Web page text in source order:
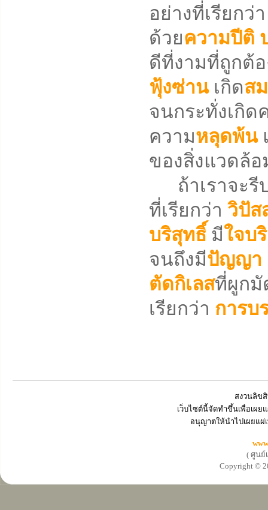
อย่างที่เรียกว่
ด้วยความปีติ
ดีที่งามที่ถูกต้อ
ฟุ้งซ่านเกิดส
จนกระทั่งเกิด
ความหลุดพ้น
ของสิ่งแวดล้อ
ถ้าเราจะรี
ที่เรียกว่า วิปัส
บริสุทธิ์มีใจบ
จนถึงมีปัญญา
ตัดกิเลสที่ผูกมั
เรียกว่า การบ
สงวนลิข
เว็บไซต์นี้จัดทำขึ้นเพื่อเผ
อนุญาตให้นำไปเผยแ
( ศูนย์
Copyright ©